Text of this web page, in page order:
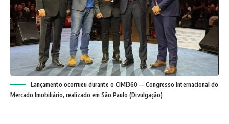
Lançamento ocorrueu durante o CIMI360 — Congresso Internacional do
Mercado Imobiliário, realizado em São Paulo (Divulgação)